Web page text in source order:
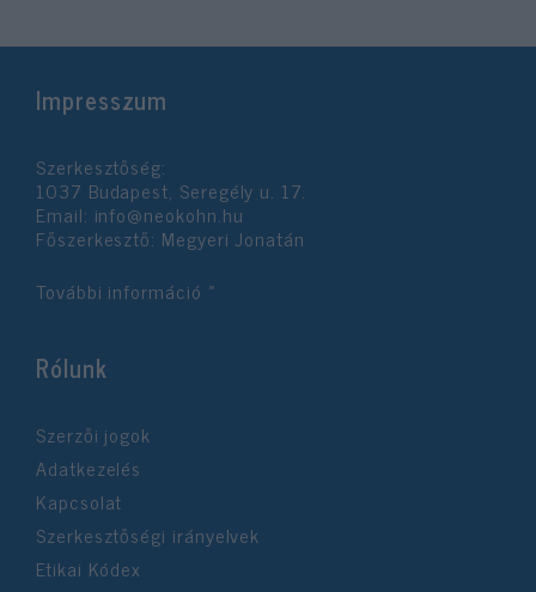
Impresszum
Szerkesztőség:
1037 Budapest, Seregély u. 17.
Email: info@neokohn.hu
Főszerkesztő: Megyeri Jonatán
További információ »
Rólunk
Szerzői jogok
Adatkezelés
Kapcsolat
Szerkesztőségi irányelvek
Etikai Kódex